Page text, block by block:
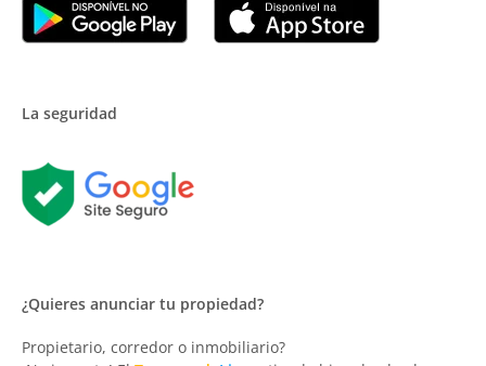
La seguridad
¿Quieres anunciar tu propiedad?
Propietario, corredor o inmobiliario?